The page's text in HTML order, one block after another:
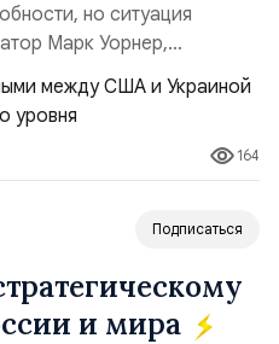
но ситуация
Марк Уорнер,
по разведке,
Украиной беспилотников и
ей наносить
и укрепило её
стороны США стало
164
Подписаться
и мира